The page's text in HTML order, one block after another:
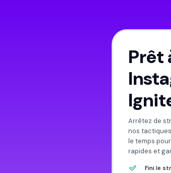
Prêt
Arrêtez de
nos
le temps
rapides et
Fini le